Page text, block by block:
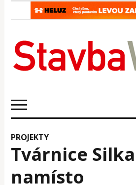
PROJEKTY
Tvárnice Silka
namísto